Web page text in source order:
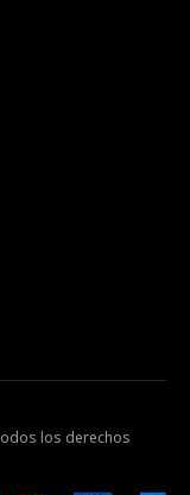
los derechos